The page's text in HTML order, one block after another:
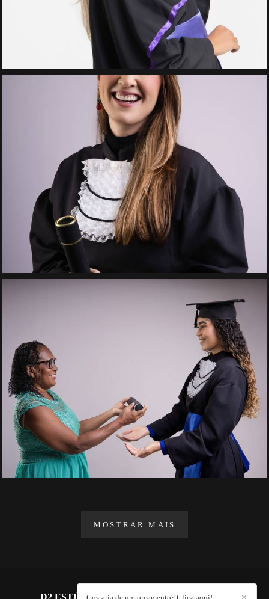
MOSTRAR MAIS
D2 ESTÚDIO FOTOGRÁFICO/CONTATO